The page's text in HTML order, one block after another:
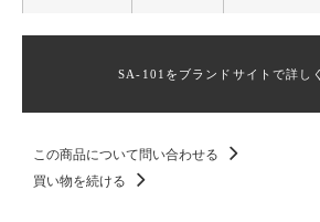
SA-101をブランドサイトで詳し
この商品について問い合わせる
買い物を続ける